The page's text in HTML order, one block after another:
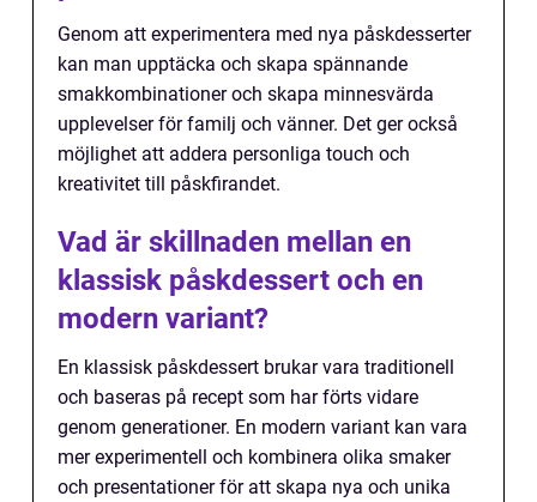
Genom att experimentera med nya påskdesserter
kan man upptäcka och skapa spännande
smakkombinationer och skapa minnesvärda
upplevelser för familj och vänner. Det ger också
möjlighet att addera personliga touch och
kreativitet till påskfirandet.
Vad är skillnaden mellan en
klassisk påskdessert och en
modern variant?
En klassisk påskdessert brukar vara traditionell
och baseras på recept som har förts vidare
genom generationer. En modern variant kan vara
mer experimentell och kombinera olika smaker
och presentationer för att skapa nya och unika